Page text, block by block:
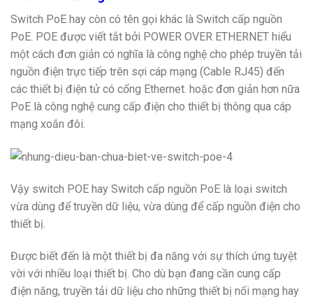
Switch PoE hay còn có tên gọi khác là Switch cấp nguồn
PoE. POE được viết tắt bởi POWER OVER ETHERNET hiểu
một cách đơn giản có nghĩa là công nghệ cho phép truyền tải
nguồn điện trực tiếp trên sợi cáp mạng (Cable RJ45) đến
các thiết bị điện tử có cổng Ethernet. hoặc đơn giản hơn nữa
PoE là công nghệ cung cấp điện cho thiết bị thông qua cáp
mạng xoắn đôi.
Vậy switch POE hay Switch cấp nguồn PoE là loại switch
vừa dùng để truyền dữ liệu, vừa dùng để cấp nguồn điện cho
thiết bị.
Được biết đến là một thiết bị đa năng với sự thích ứng tuyệt
vời với nhiều loại thiết bị. Cho dù bạn đang cần cung cấp
điện năng, truyền tải dữ liệu cho những thiết bị nối mạng hay